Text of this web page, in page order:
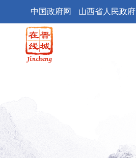
中国政府网 山西省人民政府